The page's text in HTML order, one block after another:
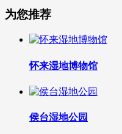
为您推荐
怀来湿地博物馆
侯台湿地公园